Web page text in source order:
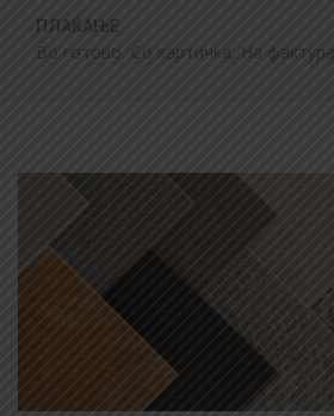
ПЛАЌАЊЕ
Во готово, Со картичка, На фактура